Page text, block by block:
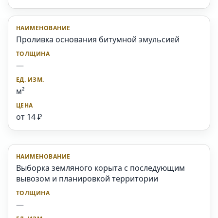
Проливка основания битумной эмульсией
—
м²
от 14 ₽
Выборка земляного корыта с последующим
вывозом и планировкой территории
—